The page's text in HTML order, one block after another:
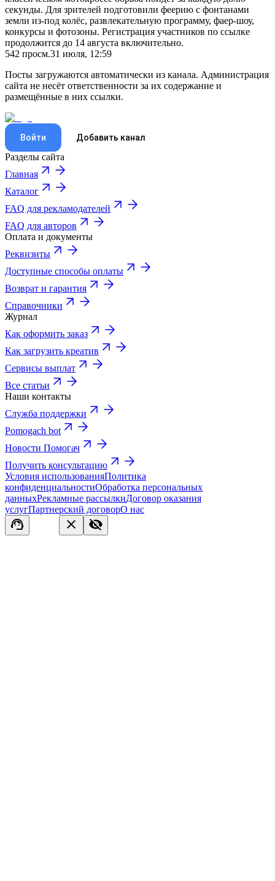
секунды. Для зрителей подготовили феерию с фонтанами
земли из-под колёс, развлекательную программу, фаер-шоу,
конкурсы и фотозоны. Регистрация участников по ссылке
продолжится до 14 августа включительно.
542 просм.31 июля, 12:59
Посты загружаются автоматически из канала. Администрация
сайта не несёт ответственности за их содержание и
размещённые в них ссылки.
Войти Добавить канал
Разделы сайта
Главная
Каталог
FAQ для рекламодателей
FAQ для авторов
Оплата и документы
Реквизиты
Доступные способы оплаты
Возврат и гарантия
Справочники
Журнал
Как оформить заказ
Как загрузить креатив
Сервисы выплат
Все статьи
Наши контакты
Служба поддержки
Pomogach bot
Новости Помогач
Получить консультацию
Условия использованияПолитика
конфиденциальностиОбработка персональных
данныхРекламные рассылкиДоговор оказания
услугПартнерский договорО нас